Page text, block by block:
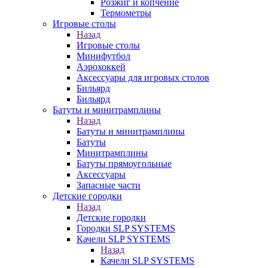
Розжиг и копчение
Термометры
Игровые столы
Назад
Игровые столы
Минифутбол
Аэрохоккей
Аксессуары для игровых столов
Бильяpд
Бильяpд
Батуты и минитрамплины
Назад
Батуты и минитрамплины
Батуты
Минитрамплины
Батуты прямоугольные
Аксессуары
Запасные части
Детские городки
Назад
Детские городки
Городки SLP SYSTEMS
Качели SLP SYSTEMS
Назад
Качели SLP SYSTEMS